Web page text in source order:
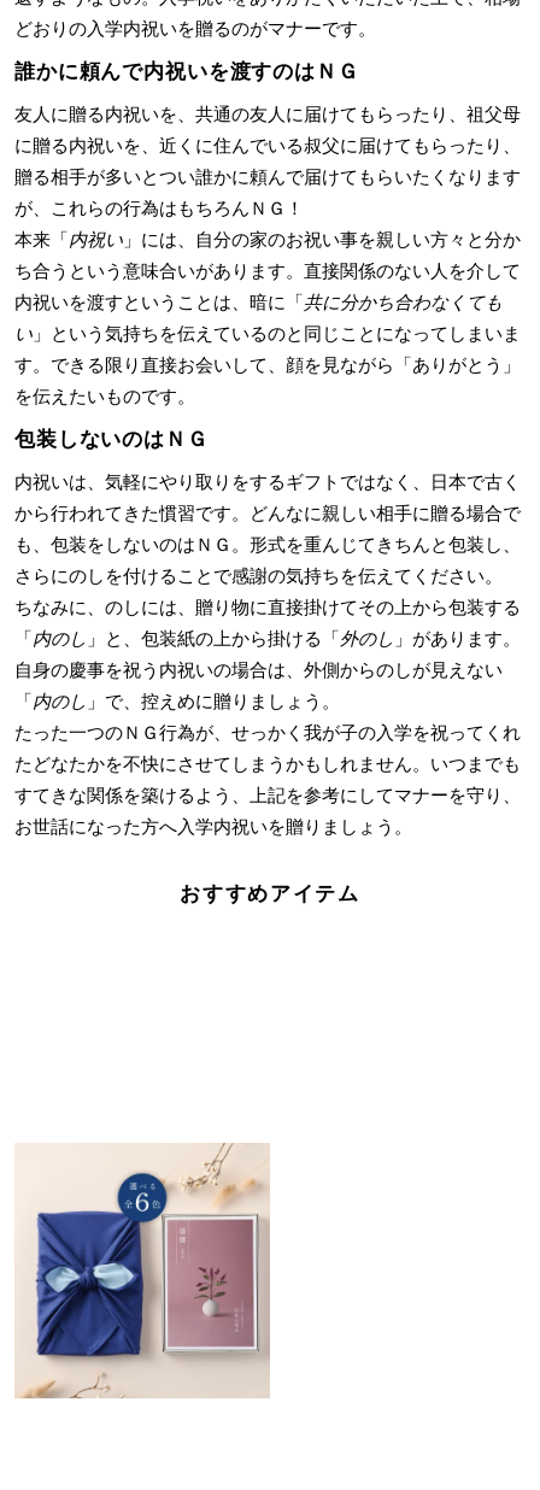
どおりの入学内祝いを贈るのがマナーです。
誰かに頼んで内祝いを渡すのはＮＧ
友人に贈る内祝いを、共通の友人に届けてもらったり、祖父母
に贈る内祝いを、近くに住んでいる叔父に届けてもらったり、
贈る相手が多いとつい誰かに頼んで届けてもらいたくなります
が、これらの行為はもちろんＮＧ！
本来「内祝い 」には、自分の家のお祝い事を親しい方々と分か
ち合うという意味合いがあります。直接関係のない人を介して
内祝いを渡すということは、暗に「共に分かち合わなくても
い 」という気持ちを伝えているのと同じことになってしまいま
す。できる限り直接お会いして、顔を見ながら「ありがとう」
を伝えたいものです。
包装しないのはＮＧ
内祝いは、気軽にやり取りをするギフトではなく、日本で古く
から行われてきた慣習です。どんなに親しい相手に贈る場合で
も、包装をしないのはＮＧ。形式を重んじてきちんと包装し、
さらにのしを付けることで感謝の気持ちを伝えてください。
ちなみに、のしには、贈り物に直接掛けてその上から包装する
「内のし 」と、包装紙の上から掛ける「外のし 」があります。
自身の慶事を祝う内祝いの場合は、外側からのしが見えない
「内のし 」で、控えめに贈りましょう。
たった一つのＮＧ行為が、せっかく我が子の入学を祝ってくれ
たどなたかを不快にさせてしまうかもしれません。いつまでも
すてきな関係を築けるよう、上記を参考にしてマナーを守り、
お世話になった方へ入学内祝いを贈りましょう。
おすすめアイテム